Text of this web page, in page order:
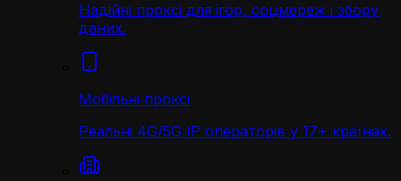
Надійні проксі для ігор, соцмереж і збору
даних.
Мобільні проксі
Реальні 4G/5G IP операторів у 17+ країнах.